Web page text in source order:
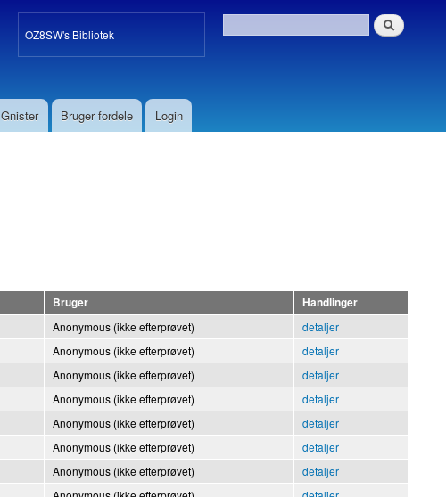
OZ8SW's Bibliotek
Gnister Bruger fordele Login
Bruger
Handlinger
Anonymous (ikke efterprøvet)
detaljer
Anonymous (ikke efterprøvet)
detaljer
Anonymous (ikke efterprøvet)
detaljer
Anonymous (ikke efterprøvet)
detaljer
Anonymous (ikke efterprøvet)
detaljer
Anonymous (ikke efterprøvet)
detaljer
Anonymous (ikke efterprøvet)
detaljer